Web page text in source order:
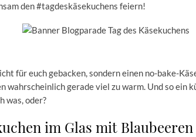
den #tagdeskäsekuchens feiern!
für euch gebacken, sondern einen no-bake-
wahrscheinlich gerade viel zu warm. Und so ein
was, oder?
im Glas mit